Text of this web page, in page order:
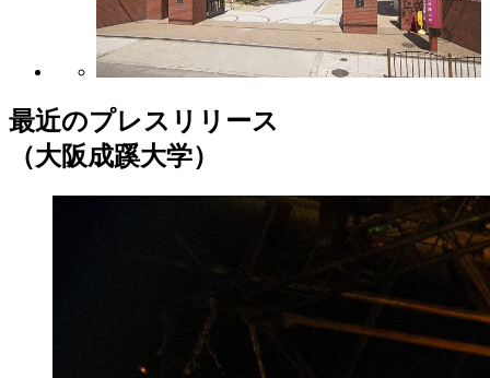
最近のプレスリリース
（大阪成蹊大学）